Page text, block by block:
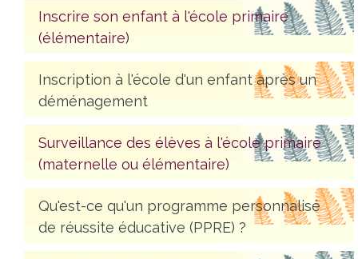
Inscrire son enfant à l'école primaire
(élémentaire)
Inscription à l'école d'un enfant après un
déménagement
Surveillance des élèves à l'école primaire
(maternelle ou élémentaire)
Qu'est-ce qu'un programme personnalisé
de réussite éducative (PPRE) ?